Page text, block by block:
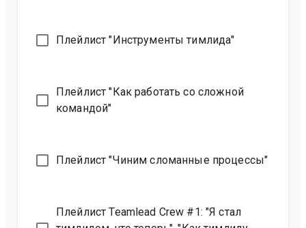
Плейлист "Инструменты тимлида"
Плейлист "Как работать со сложной
командой"
Плейлист "Чиним сломанные процессы"
Плейлист Teamlead Crew #1: "Я стал